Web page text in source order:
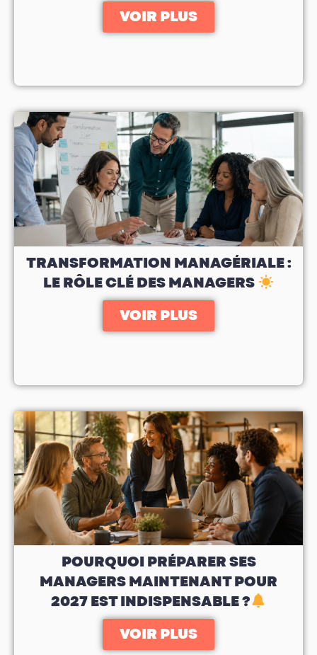
VOIR PLUS
TRANSFORMATION MANAGÉRIALE :
LE RÔLE CLÉ DES MANAGERS
VOIR PLUS
POURQUOI PRÉPARER SES
MANAGERS MAINTENANT POUR
2027 EST INDISPENSABLE ?
VOIR PLUS